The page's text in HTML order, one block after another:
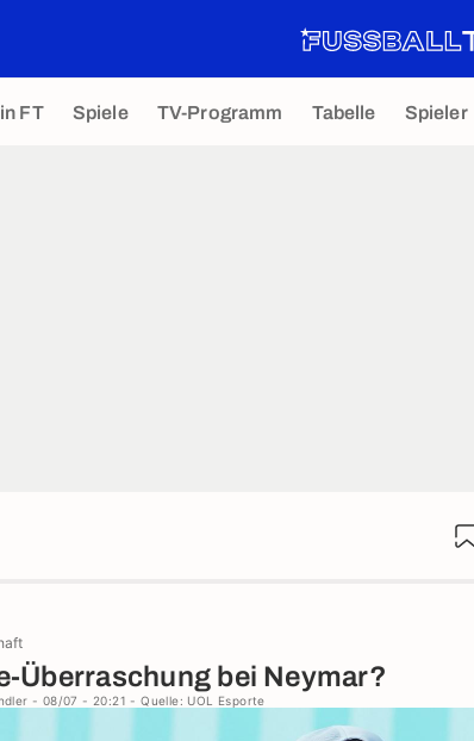
FT Spiele TV-Programm Tabelle Spieler
Überraschung bei Neymar?
- 08/07 - 20:21 - Quelle: UOL Esporte